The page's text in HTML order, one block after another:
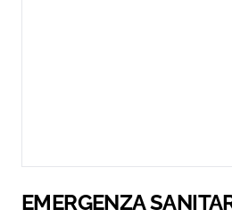
EMERGENZA